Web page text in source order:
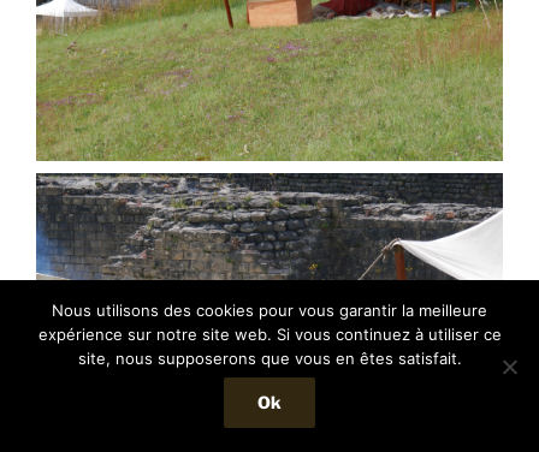
Nous utilisons des cookies pour vous garantir la meilleure
expérience sur notre site web. Si vous continuez à utiliser ce
site, nous supposerons que vous en êtes satisfait.
Ok